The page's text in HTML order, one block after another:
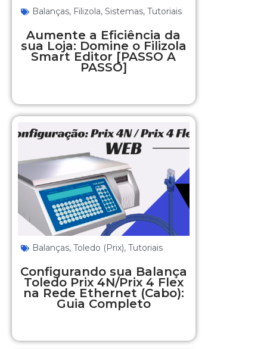
Balanças, Filizola, Sistemas, Tutoriais
Aumente a Eficiência da
sua Loja: Domine o Filizola
Smart Editor [PASSO A
PASSO]
Balanças, Toledo (Prix), Tutoriais
Configurando sua Balança
Toledo Prix 4N/Prix 4 Flex
na Rede Ethernet (Cabo):
Guia Completo